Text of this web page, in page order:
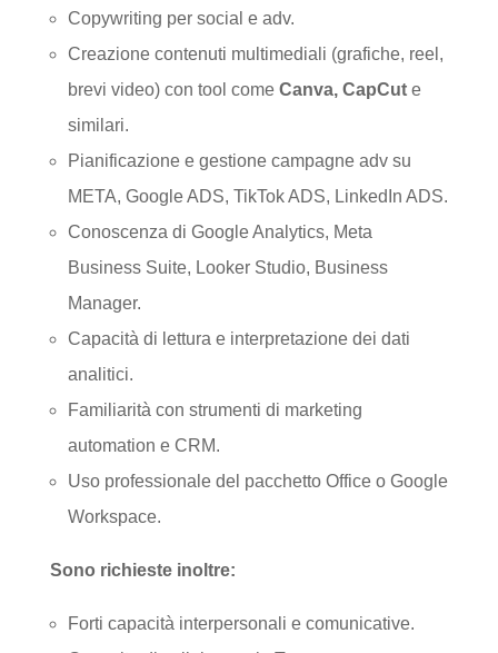
Copywriting per social e adv.
Creazione contenuti multimediali (grafiche, reel,
brevi video) con tool come Canva, CapCute
similari.
Pianificazione e gestione campagne adv su
META, Google ADS, TikTok ADS, LinkedIn ADS.
Conoscenza di Google Analytics, Meta
Business Suite, Looker Studio, Business
Manager.
Capacità di lettura e interpretazione dei dati
analitici.
Familiarità con strumenti di marketing
automation e CRM.
Uso professionale del pacchetto Office o Google
Workspace.
Sono richieste inoltre:
Forti capacità interpersonali e comunicative.